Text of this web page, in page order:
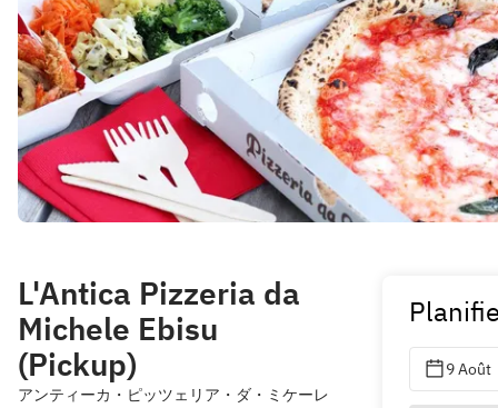
L'Antica Pizzeria da
Michele Ebisu
(Pickup)
アンティーカ・ピッツェリア・ダ・ミケーレ
9 Août